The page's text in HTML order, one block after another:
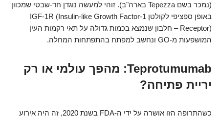
(נמכר בשם Tepezza בארה"ב). זוהי למעשה נוגדן חד-שבטי שמכוון
באופן ספציפי לקולטן IGF-1R (Insulin-like Growth Factor-1
Receptor) – חלבון שנמצא בכמות גדולה על תאי רקמות העין
המושפעות מ-GO ונחשב למפתח בהתפתחות המחלה.
Teprotumumab: מהפך עולמי או רק
יריית פתיחה?
כשהתרופה הזו אושרה על ידי ה-FDA בשנת 2020, זה היה אירוע